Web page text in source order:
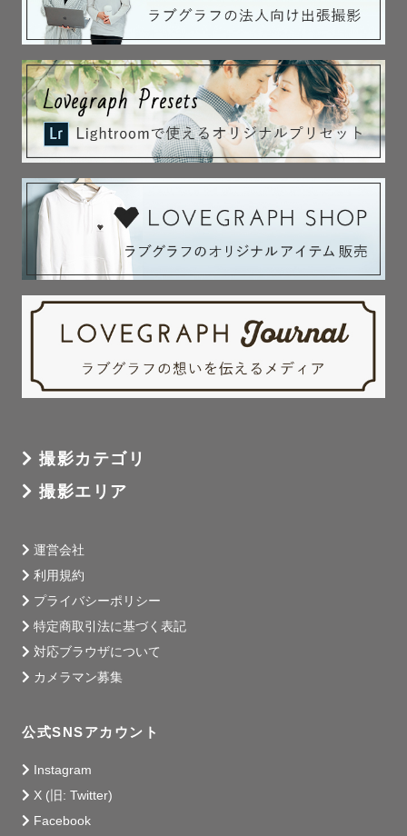
・撮影に臨む想い
…など、ご負担にならない範囲でかまいませんのでお聞か
せください☺
まだ何も決まってないから相談したい、おすすめを知りた
い等も大歓迎です。一緒に作戦会議しましょう！✨どんな
些細なことでもお気軽にご相談ください◎
【　貸出可能な小道具　】
ご希望のものがございましたらお申し付けください。
七五三🌸番傘、千歳飴風ボード（木製）
バースデー🌸白いコットンのレジャーシート、木製バース
デーケーキ、黒板メッセージボード、サングラス等
スケジュールが×になっている日程や時間帯でも、撮影場所
によってはお受けできる場合がございます。
【　撮影エリア　】
埼玉・東京を中心に、千葉・神奈川も一部地域で対応して
おります。
交通費をご負担いただければ全国どこへでも参ります✈
※埼玉県朝霞市より伺います。往復3,000円を超える場合
【　最後に　】
中学生の頃「どんなに楽しかった思い出もずっと鮮明には
覚えていられないんだ…！😨」と子供ながらに人間の記憶
撮影カテゴリ
撮影エリア
運営会社
利用規約
プライバシーポリシー
特定商取引法に基づく表記
対応ブラウザについて
カメラマン募集
公式SNSアカウント
Instagram
X (旧: Twitter)
Facebook